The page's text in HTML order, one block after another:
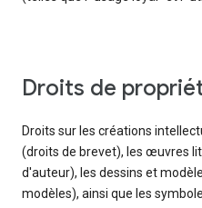
droits de
Droits sur les créations
(droits de brevet), les œuvres
d'auteur), les dessins et
modèles), ainsi que les